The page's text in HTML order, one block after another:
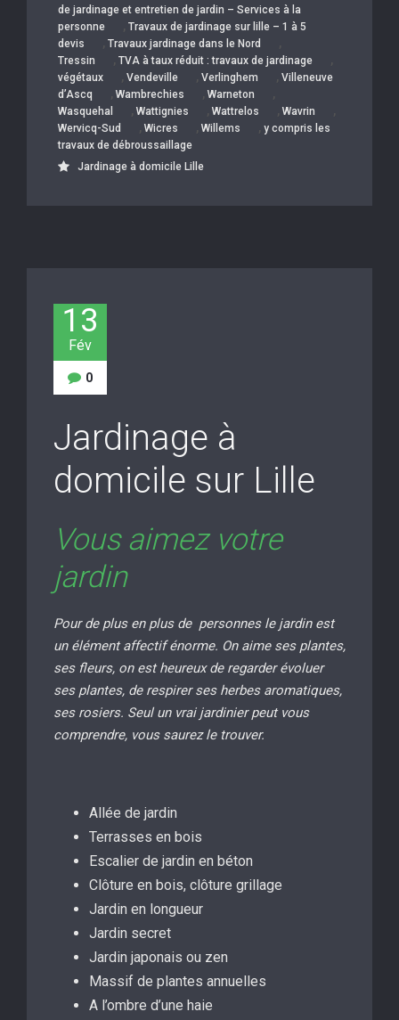
de jardinage et entretien de jardin – Services à la
personne
, Travaux de jardinage sur lille – 1 à 5
devis
, Travaux jardinage dans le Nord ,
Tressin , TVA à taux réduit : travaux de jardinage ,
végétaux , Vendeville , Verlinghem , Villeneuve
d’Ascq
, Wambrechies , Warneton ,
Wasquehal , Wattignies , Wattrelos , Wavrin ,
Wervicq-Sud , Wicres , Willems , y compris les
travaux de débroussaillage
Jardinage à domicile Lille
13
Fév
0
Jardinage à
domicile sur Lille
Vous aimez votre
jardin
Pour de plus en plus de personnes le jardin est
un élément affectif énorme. On aime ses plantes,
ses fleurs, on est heureux de regarder évoluer
ses plantes, de respirer ses herbes aromatiques,
ses rosiers. Seul un vrai jardinier peut vous
comprendre, vous saurez le trouver.
Allée de jardin
Terrasses en bois
Escalier de jardin en béton
Clôture en bois, clôture grillage
Jardin en longueur
Jardin secret
Jardin japonais ou zen
Massif de plantes annuelles
A l’ombre d’une haie